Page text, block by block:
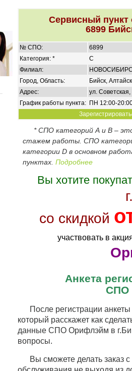
Сервисный
6899
№ СПО:
6899
Категория: *
C
Филиал:
Город, Область:
Бийск,
Адрес:
ул.
График работы пункта: ПН 12:00-
* СПО категорий А и В –
стажем работы. СПО
категории D в основном
пунктах. Подробнее
Вы хотите
со скидкой
участвовать в
Анкета
СПО
После регистрации
который расскажет как
данные СПО Орифлэйм в
вопросы.
Вы сможете делать заказ